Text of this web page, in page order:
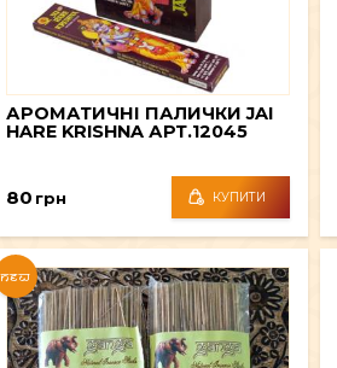
АРОМАТИЧНІ ПАЛИЧКИ JAI
HARE KRISHNA АРТ.12045
80 грн КУПИТИ
NEW